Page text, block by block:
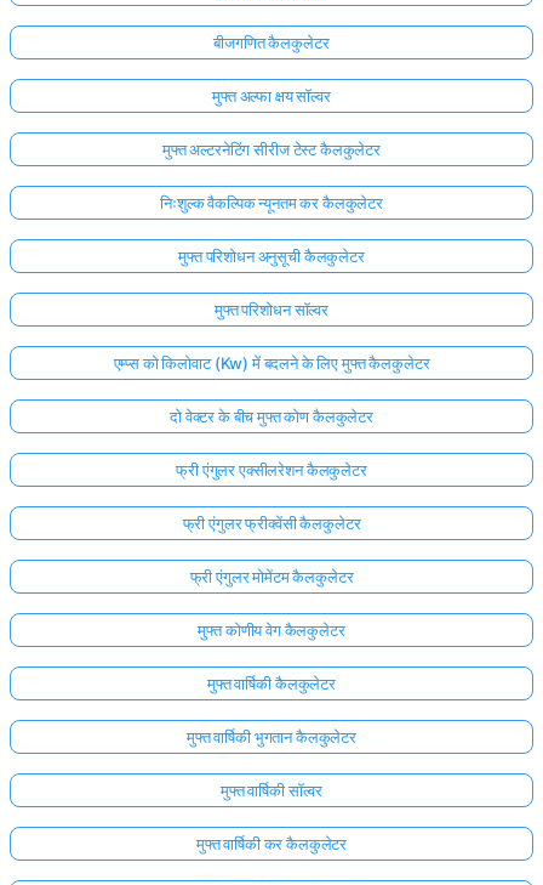
बीजगणित कैलकुलेटर
मुफ्त अल्फा क्षय सॉल्वर
मुफ्त अल्टरनेटिंग सीरीज टेस्ट कैलकुलेटर
निःशुल्क वैकल्पिक न्यूनतम कर कैलकुलेटर
मुफ्त परिशोधन अनुसूची कैलकुलेटर
मुफ्त परिशोधन सॉल्वर
एम्प्स को किलोवाट (Kw) में बदलने के लिए मुफ्त कैलकुलेटर
दो वेक्टर के बीच मुफ्त कोण कैलकुलेटर
फ्री एंगुलर एक्सीलरेशन कैलकुलेटर
फ्री एंगुलर फ्रीक्वेंसी कैलकुलेटर
फ्री एंगुलर मोमेंटम कैलकुलेटर
मुफ्त कोणीय वेग कैलकुलेटर
मुफ्त वार्षिकी कैलकुलेटर
मुफ्त वार्षिकी भुगतान कैलकुलेटर
मुफ्त वार्षिकी सॉल्वर
मुफ्त वार्षिकी कर कैलकुलेटर